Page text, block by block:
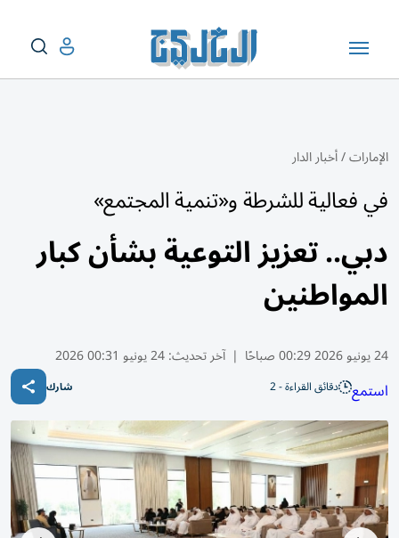
الإمارات/أخبار الدار
في فعالية للشرطة و«تنمية المجتمع»
دبي.. تعزيز التوعية بشأن كبار
المواطنين
24 يونيو 2026 00:29 صباحًا | آخر تحديث:24 يونيو 00:31 2026
استمع دقائق القراءة - 2 شارك